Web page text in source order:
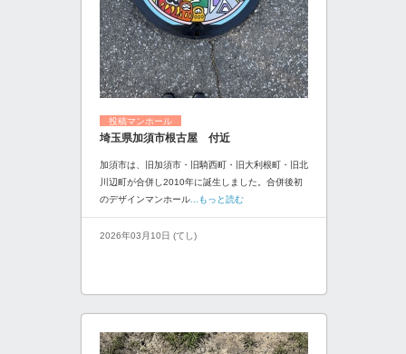
投稿マンホール
埼玉県加須市根古屋 付近
加須市は、旧加須市・旧騎西町・旧大利根町・旧北
川辺町が合併し2010年に誕生しました。合併後初
のデザインマンホール ...もっと読む
2026年03月10日 (てし)